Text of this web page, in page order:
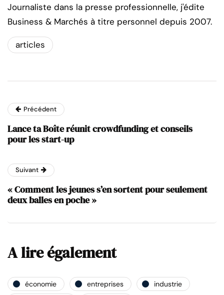
Journaliste dans la presse professionnelle, j'édite
Business & Marchés à titre personnel depuis 2007.
articles
Précédent
Lance ta Boîte réunit crowdfunding et conseils
pour les start-up
Suivant
« Comment les jeunes s’en sortent pour seulement
deux balles en poche »
A lire également
économie entreprises
industrie